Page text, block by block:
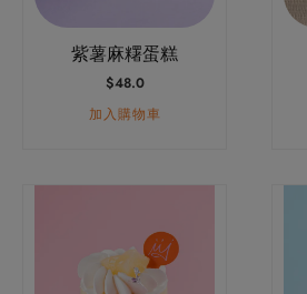
紫薯麻糬蛋糕
$48.0
加入購物車